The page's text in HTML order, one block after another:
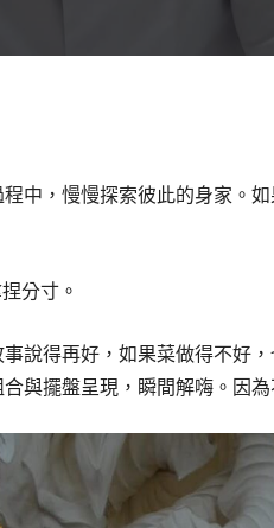
中，慢慢探索彼此的身家。
分寸。
說得再好，如果菜做得不好
與擺盤呈現，瞬間解嗨。因